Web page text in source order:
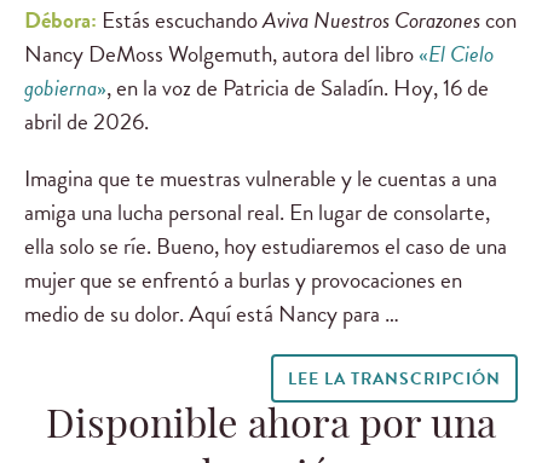
Débora: Estás escuchandoAviva Nuestros Corazonescon
Nancy DeMoss Wolgemuth, autora del libro«El Cielo
gobierna», en la voz de Patricia de Saladín. Hoy, 16 de
abril de 2026.
Imagina que te muestras vulnerable y le cuentas a una
amiga una lucha personal real. En lugar de consolarte,
ella solo se ríe. Bueno, hoy estudiaremos el caso de una
mujer que se enfrentó a burlas y provocaciones en
medio de su dolor. Aquí está Nancy para …
LEE LA TRANSCRIPCIÓN
Disponible ahora por una